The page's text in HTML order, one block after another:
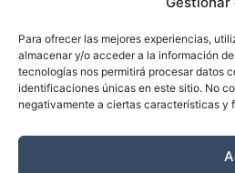
Para ofrecer las mejores experiencias,
almacenar y/o acceder a la información
tecnologías nos permitirá procesar datos
identificaciones únicas en este sitio. No
negativamente a ciertas características y